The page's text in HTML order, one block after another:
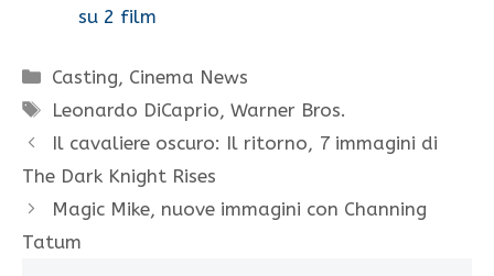
su 2 film
Categorie
Casting, Cinema News
Tag
Leonardo DiCaprio,Warner Bros.
Il cavaliere oscuro: Il ritorno, 7 immagini di
The Dark Knight Rises
Magic Mike, nuove immagini con Channing
Tatum